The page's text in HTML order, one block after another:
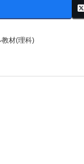
教材(理科)